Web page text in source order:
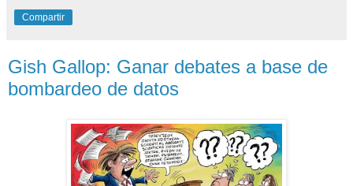
Compartir
Gish Gallop: Ganar debates a base de
bombardeo de datos